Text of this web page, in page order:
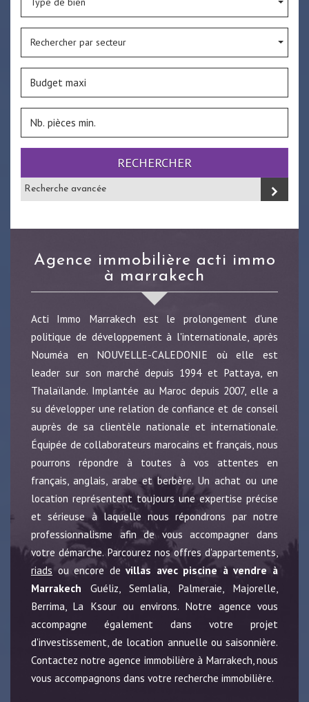
Rechercher par secteur
RECHERCHER
Recherche avancée
agence immobilière acti immo
à marrakech
Acti Immo Marrakech est le prolongement d'une
politique de développement à l'internationale, après
Nouméa en NOUVELLE-CALEDONIE où elle est
leader sur son marché depuis 1994 et Pattaya, en
Thalaïlande. Implantée au Maroc depuis 2007, elle a
su développer une relation de confiance et de conseil
auprès de sa clientèle nationale et internationale.
Équipée de collaborateurs marocains et français, nous
pourrons répondre à toutes à vos attentes en
français, anglais, arabe et berbère. Un achat ou une
location représentent toujours une expertise précise
et sérieuse à laquelle nous répondrons par notre
professionnalisme afin de vous accompagner dans
votre démarche. Parcourez nos offres d'appartements,
riads ou encore devillas avec piscine à vendre à
Marrakech Guéliz, Semlalia, Palmeraie, Majorelle,
Berrima, La Ksour ou environs. Notre agence vous
accompagne également dans votre projet
d'investissement, de location annuelle ou saisonnière.
Contactez notre agence immobilière à Marrakech, nous
vous accompagnons dans votre recherche immobilière.